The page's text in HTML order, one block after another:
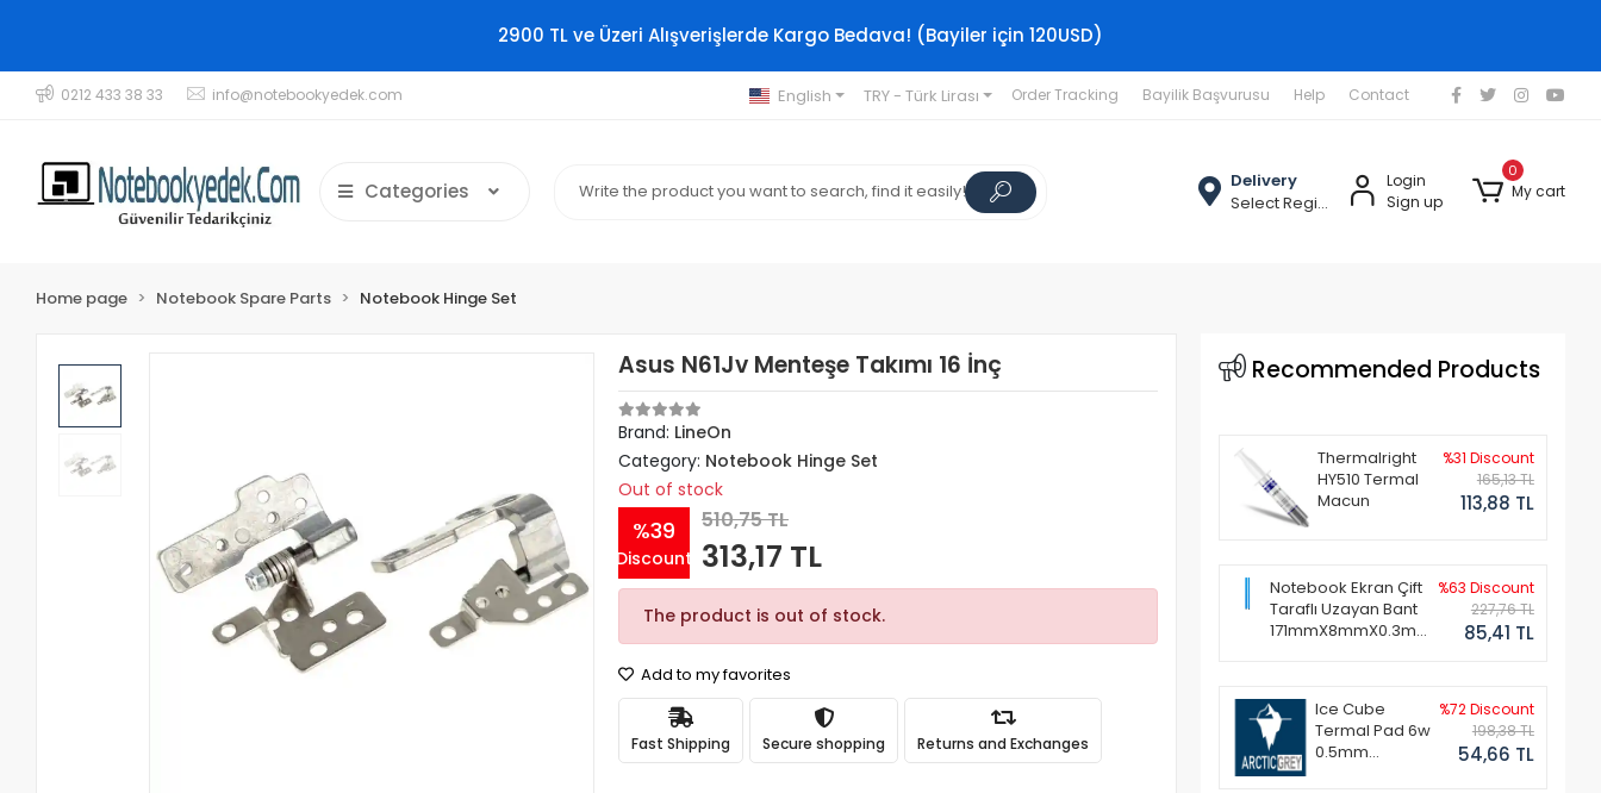
2900 TL ve Üzeri Alışverişlerde Kargo Bedava! (Bayiler için 120USD)
0212 433 38 33 info@notebookyedek.com English TRY - Türk Lirası Order Tracking Bayilik Başvurusu Help Contact
Categories
Delivery
Select Region
Login
Sign up
0
My cart
Home page Notebook Spare Parts Notebook Hinge Set
Asus N61Jv Menteşe Takımı 16 İnç
Brand: LineOn
Category: Notebook Hinge Set
Out of stock
%39
Discount
510,75 TL
313,17 TL
The product is out of stock.
Add to my favorites
Fast Shipping Secure shopping Returns and Exchanges
Recommended Products
Thermalright
HY510 Termal
Macun
%31 Discount
165,13 TL
113,88 TL
Notebook Ekran Çift
Taraflı Uzayan Bant
171mmX8mmX0.3mm
%63 Discount
227,76 TL
85,41 TL
Ice Cube
Termal Pad 6w
0.5mm
%72 Discount
198,38 TL
54,66 TL